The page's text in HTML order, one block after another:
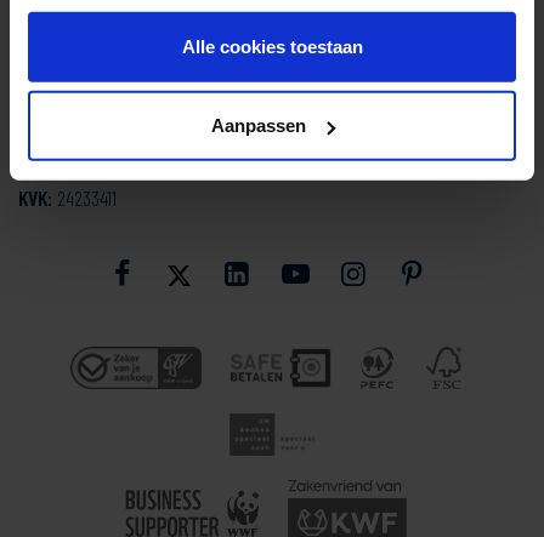
Alle cookies toestaan
Aanpassen
info@smartdesign.nl
T:010 - 59 20 200
BTW:NL0082.86.346.B01
KVK: 24233411